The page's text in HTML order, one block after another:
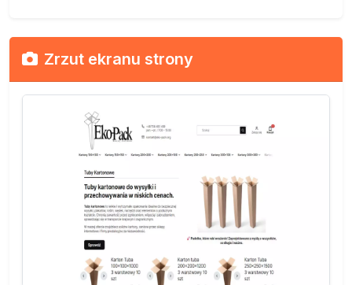
Zrzut ekranu strony